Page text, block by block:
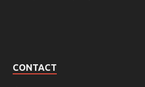
CONTACT